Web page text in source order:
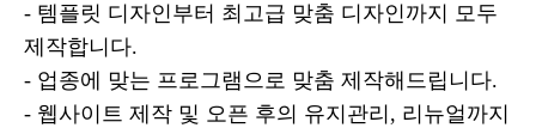
- 템플릿 디자인부터 최고급 맞춤 디자인까지 모두
제작합니다.
- 업종에 맞는 프로그램으로 맞춤 제작해드립니다.
- 웹사이트 제작 및 오픈 후의 유지관리, 리뉴얼까지